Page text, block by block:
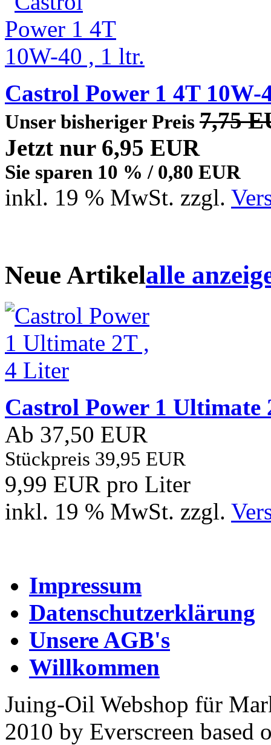
Castrol Power 1 4T 10W-
Unser bisheriger Preis 7,75
Jetzt nur 6,95 EUR
Sie sparen 10 % / 0,80 EUR
inkl. 19 % MwSt. zzgl.
Neue Artikelalle
Castrol Power 1 Ultimate
Ab 37,50 EUR
Stückpreis 39,95 EUR
9,99 EUR pro Liter
inkl. 19 % MwSt. zzgl.
Impressum
Datenschutzerklärung
Unsere AGB's
Willkommen
Juing-Oil Webshop für
2010 by Everscreen